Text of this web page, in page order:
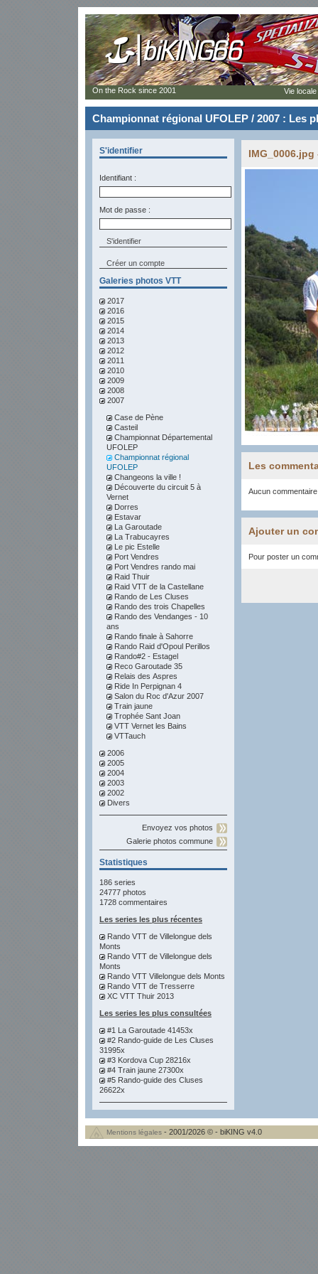
Championnat régional UFOLEP / 2007 : Les
S'identifier
Identifiant :
Mot de passe :
Créer un compte
Galeries photos VTT
2017
2016
2015
2014
2013
2012
2011
2010
2009
2008
2007
Case de Pène
Casteil
Championnat Départemental
UFOLEP
Championnat régional
UFOLEP
Changeons la ville !
Découverte du circuit 5 à
Vernet
Dorres
Estavar
La Garoutade
La Trabucayres
Le pic Estelle
Port Vendres
Port Vendres rando mai
Raid Thuir
Raid VTT de la Castellane
Rando de Les Cluses
Rando des trois Chapelles
Rando des Vendanges - 10
ans
Rando finale à Sahorre
Rando Raid d'Opoul Perillos
Rando#2 - Estagel
Reco Garoutade 35
Relais des Aspres
Ride In Perpignan 4
Salon du Roc d'Azur 2007
Train jaune
Trophée Sant Joan
VTT Vernet les Bains
VTTauch
2006
2005
2004
2003
2002
Divers
Envoyez vos photos
Galerie photos commune
Statistiques
186 series
24777 photos
1728 commentaires
Les series les plus récentes
Rando VTT de Villelongue dels
Monts
Rando VTT de Villelongue dels
Monts
Rando VTT Villelongue dels Monts
Rando VTT de Tresserre
XC VTT Thuir 2013
Les series les plus consultées
#1 La Garoutade 41453x
#2 Rando-guide de Les Cluses
31995x
#3 Kordova Cup 28216x
#4 Train jaune 27300x
#5 Rando-guide des Cluses
26622x
IMG_0006.jpg
Les
Aucun
Ajouter un
Pour poster un
On the Rock since 2001 Vie
Mentions légales - 2001/2026 © - biKING v4.0